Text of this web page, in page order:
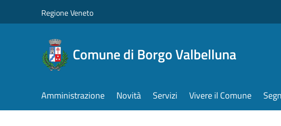
Regione Veneto
Comune di Borgo Valbelluna
Amministrazione Novità Servizi Vivere il Comune